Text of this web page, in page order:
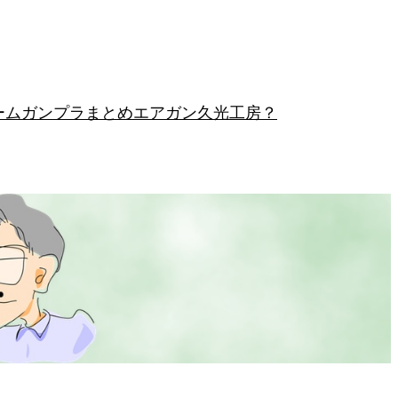
ムガンプラまとめエアガン久光工房？